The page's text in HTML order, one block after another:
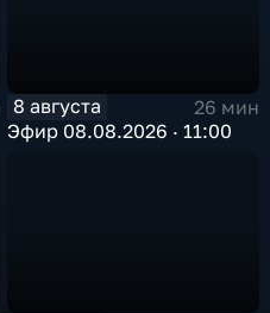
8 августа
26 мин
Эфир 08.08.2026 · 11:00